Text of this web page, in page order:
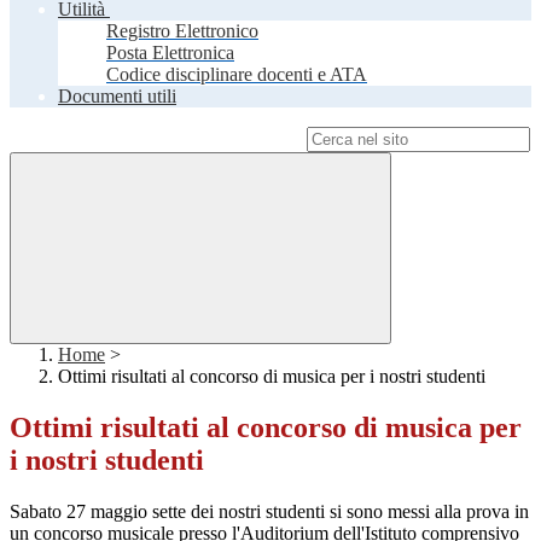
Utilità
Registro Elettronico
Posta Elettronica
Codice disciplinare docenti e ATA
Documenti utili
Home >
Ottimi risultati al concorso di musica per i nostri studenti
Ottimi risultati al concorso di musica per
i nostri studenti
Sabato 27 maggio sette dei nostri studenti si sono messi alla prova in
un concorso musicale presso l'Auditorium dell'Istituto comprensivo